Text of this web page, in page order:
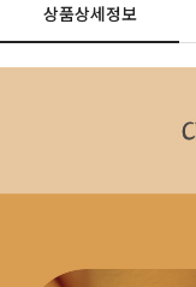
상품상세정보